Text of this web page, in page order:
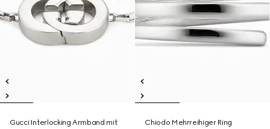
Gucci Interlocking Armband mit
Chiodo Mehrreihiger Ring